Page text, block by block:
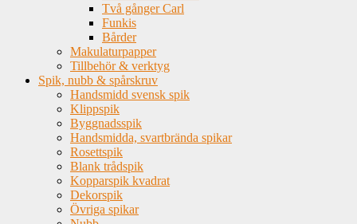
Två gånger Carl
Funkis
Bårder
Makulaturpapper
Tillbehör & verktyg
Spik, nubb & spårskruv
Handsmidd svensk spik
Klippspik
Byggnadsspik
Handsmidda, svartbrända spikar
Rosettspik
Blank trådspik
Kopparspik kvadrat
Dekorspik
Övriga spikar